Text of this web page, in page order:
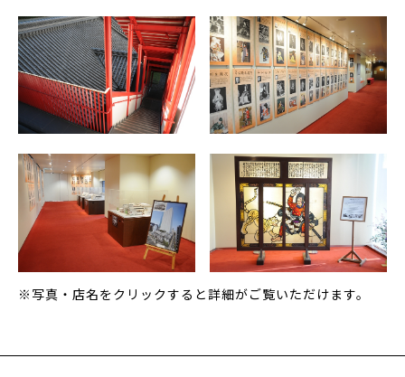
※写真・店名をクリックすると詳細がご覧いただけます。